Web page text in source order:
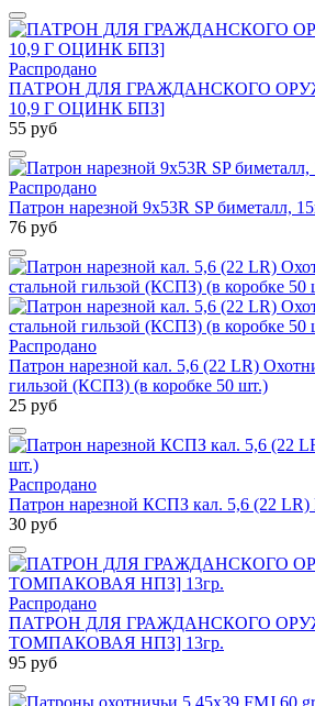
Распродано
ПАТРОН ДЛЯ ГРАЖДАНСКОГО
10,9 Г ОЦИНК БПЗ]
55 руб
Распродано
Патрон нарезной 9х53R SP биметалл,
76 руб
Распродано
Патрон нарезной кал. 5,6 (22 LR)
гильзой (КСПЗ) (в коробке 50 шт.)
25 руб
Распродано
Патрон нарезной КСПЗ кал. 5,6 (22 LR)
30 руб
Распродано
ПАТРОН ДЛЯ ГРАЖДАНСКОГО
ТОМПАКОВАЯ НПЗ] 13гр.
95 руб